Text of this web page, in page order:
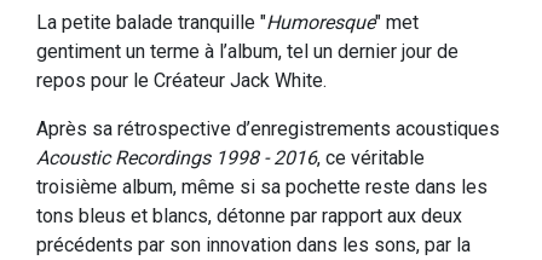
La petite balade tranquille "Humoresque" met
gentiment un terme à l’album, tel un dernier jour de
repos pour le Créateur Jack White.
Après sa rétrospective d’enregistrements acoustiques
Acoustic Recordings 1998 - 2016, ce véritable
troisième album, même si sa pochette reste dans les
tons bleus et blancs, détonne par rapport aux deux
précédents par son innovation dans les sons, par la